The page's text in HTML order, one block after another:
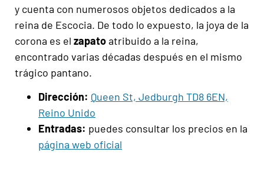
y cuenta con numerosos objetos dedicados a la
reina de Escocia. De todo lo expuesto, la joya de la
corona es el zapatoatribuido a la reina,
encontrado varias décadas después en el mismo
trágico pantano.
Dirección: Queen St, Jedburgh TD8 6EN,
Reino Unido
Entradas: puedes consultar los precios en la
página web oficial